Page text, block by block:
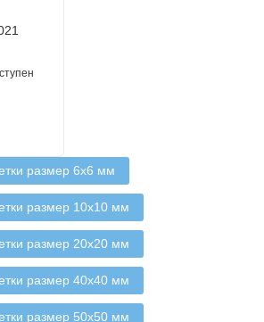
размер 6х6 мм
размер 10х10 мм
размер 20х20 мм
размер 40х40 мм
размер 50х50 мм